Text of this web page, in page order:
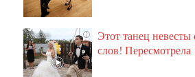
i
Этот танец невесты
слов! Пересмотрела